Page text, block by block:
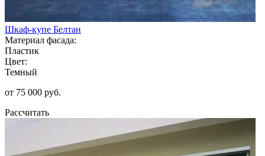
Шкаф-купе Белтан
Материал фасада:
Пластик
Цвет:
Темный
от 75 000 руб.
Рассчитать